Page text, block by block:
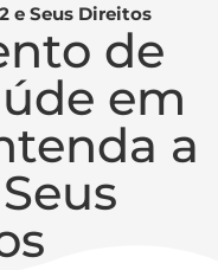
e Seus Direitos
de
em
a